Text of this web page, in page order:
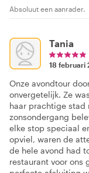
Absoluut een aanrader.
Tania
18 februari
Onze avondtour
onvergetelijk. Ze
haar prachtige stad
zonsondergang
elke stop speciaal
opviel, waren de
de hele avond had
restaurant voor ons